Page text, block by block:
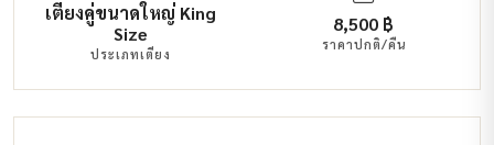
เตียงคู่ขนาดใหญ่ King
Size
ประเภทเตียง
8,500 ฿
ราคาปกติ/คืน